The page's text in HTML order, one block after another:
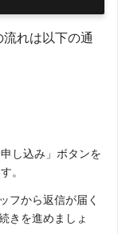
れは以下の通
し込み」ボタンを
。
フから返信が届く
きを進めましょ